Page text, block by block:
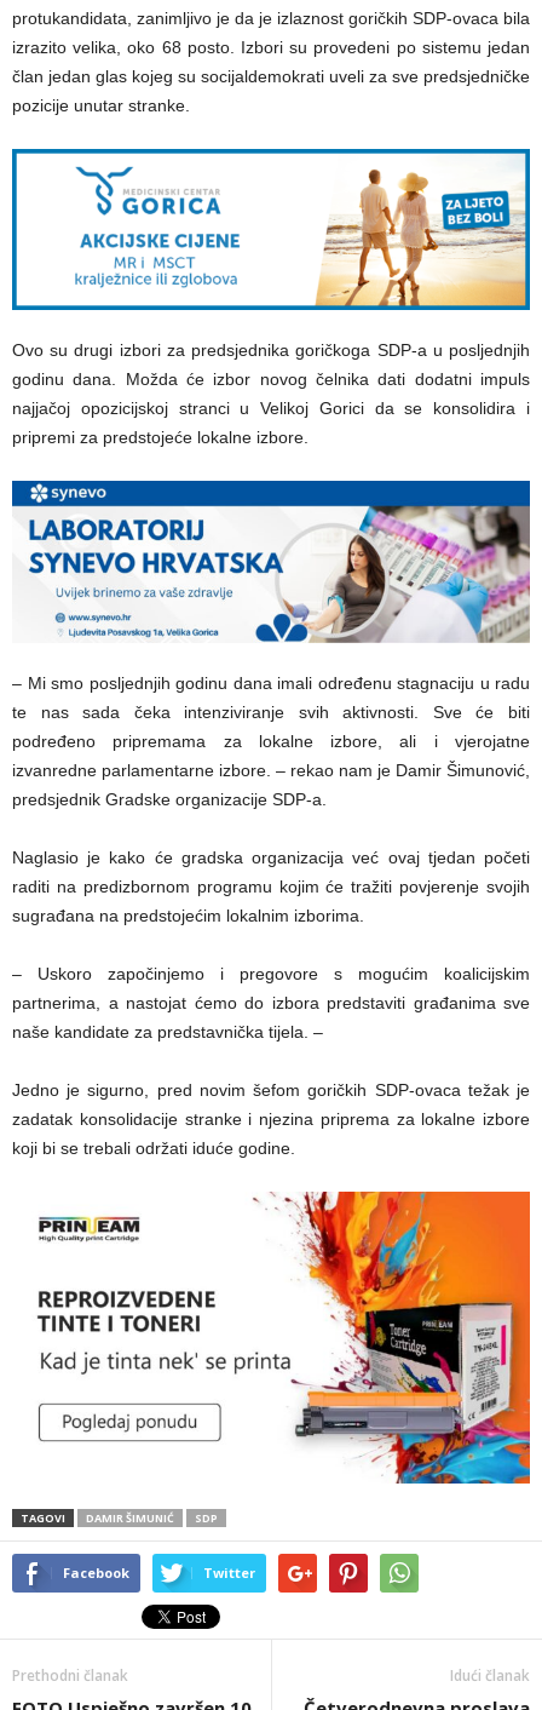
protukandidata, zanimljivo je da je izlaznost goričkih SDP-ovaca bila
izrazito velika, oko 68 posto. Izbori su provedeni po sistemu jedan
član jedan glas kojeg su socijaldemokrati uveli za sve predsjedničke
pozicije unutar stranke.
Ovo su drugi izbori za predsjednika goričkoga SDP-a u posljednjih
godinu dana. Možda će izbor novog čelnika dati dodatni impuls
najjačoj opozicijskoj stranci u Velikoj Gorici da se konsolidira i
pripremi za predstojeće lokalne izbore.
– Mi smo posljednjih godinu dana imali određenu stagnaciju u radu
te nas sada čeka intenziviranje svih aktivnosti. Sve će biti
podređeno pripremama za lokalne izbore, ali i vjerojatne
izvanredne parlamentarne izbore. – rekao nam je Damir Šimunović,
predsjednik Gradske organizacije SDP-a.
Naglasio je kako će gradska organizacija već ovaj tjedan početi
raditi na predizbornom programu kojim će tražiti povjerenje svojih
sugrađana na predstojećim lokalnim izborima.
– Uskoro započinjemo i pregovore s mogućim koalicijskim
partnerima, a nastojat ćemo do izbora predstaviti građanima sve
naše kandidate za predstavnička tijela. –
Jedno je sigurno, pred novim šefom goričkih SDP-ovaca težak je
zadatak konsolidacije stranke i njezina priprema za lokalne izbore
koji bi se trebali održati iduće godine.
TAGOVI DAMIR ŠIMUNIĆ SDP
Facebook Twitter
Prethodni članak Idući članak